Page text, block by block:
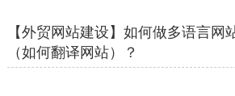
【外贸网站建设】如何做多语言网
（如何翻译网站）？